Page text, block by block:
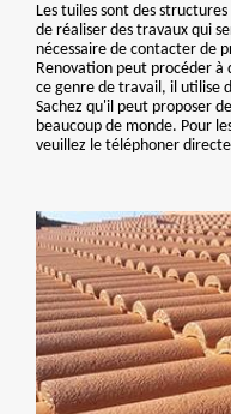
Les tuiles sont des
de réaliser des travaux qui
nécessaire de contacter de
Renovation peut procéder à
ce genre de travail, il utilise
Sachez qu'il peut proposer
beaucoup de monde. Pour
veuillez le téléphoner